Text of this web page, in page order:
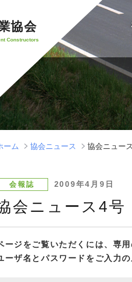
協会
Constructors
ーム 協会ニュース 協会ニュー
会報誌
投
日:
2009年4月9日
会ニュース4号
ージをご覧いただくには、専
ーザ名とパスワードをご入力